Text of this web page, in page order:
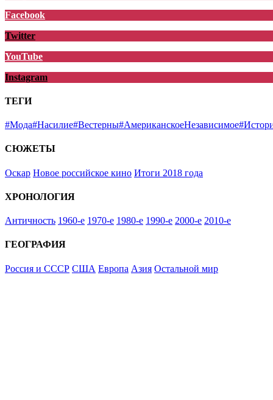
Facebook
Twitter
YouTube
Instagram
ТЕГИ
#Мода#Насилие#Вестерны#АмериканскоеНезависимое
СЮЖЕТЫ
Оскар Новое российское кино Итоги 2018 года
ХРОНОЛОГИЯ
Античность 1960-е 1970-е 1980-е 1990-е 2000-е 2010-е
ГЕОГРАФИЯ
Россия и СССР США Европа Азия Остальной мир